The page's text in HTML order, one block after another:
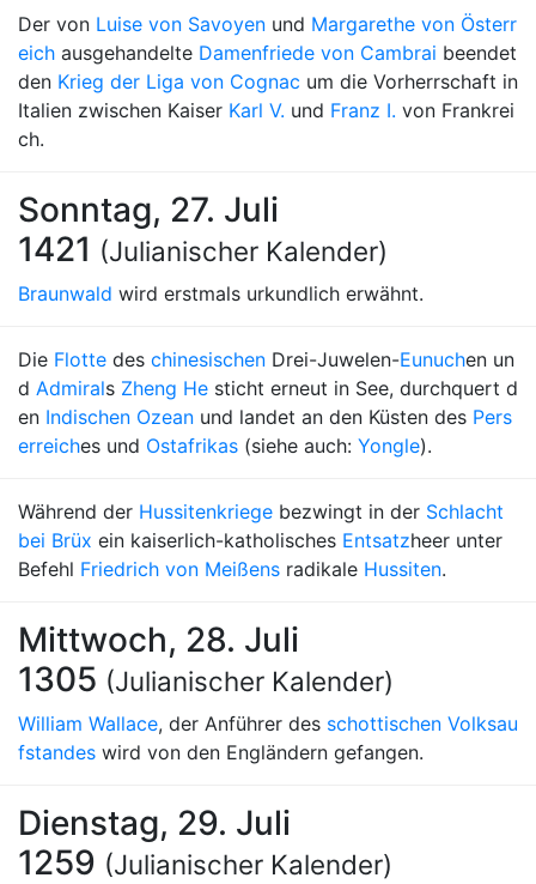
Der von Luise von Savoyen und Margarethe von Österr
eich ausgehandelte Damenfriede von Cambrai beendet
den Krieg der Liga von Cognac um die Vorherrschaft in
Italien zwischen Kaiser Karl V. und Franz I. von Frankrei
ch.
Sonntag, 27. Juli
1421 (Julianischer Kalender)
Braunwald wird erstmals urkundlich erwähnt.
Die Flotte des chinesischen Drei-Juwelen-Eunuchen un
d Admirals Zheng He sticht erneut in See, durchquert d
en Indischen Ozean und landet an den Küsten des Pers
erreiches und Ostafrikas (siehe auch: Yongle).
Während der Hussitenkriege bezwingt in der Schlacht
bei Brüx ein kaiserlich-katholisches Entsatzheer unter
Befehl Friedrich von Meißens radikale Hussiten.
Mittwoch, 28. Juli
1305 (Julianischer Kalender)
William Wallace, der Anführer des schottischen Volksau
fstandes wird von den Engländern gefangen.
Dienstag, 29. Juli
1259 (Julianischer Kalender)